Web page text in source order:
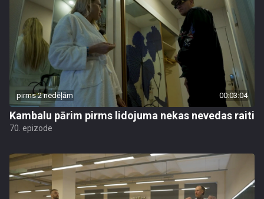
pirms 2 nedēļām 00:03:04
Kambalu pārim pirms lidojuma nekas nevedas raiti
70. epizode